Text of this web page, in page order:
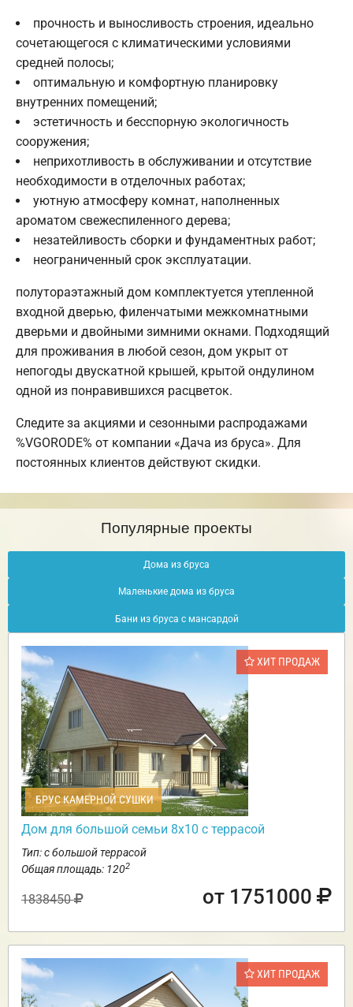
прочность и выносливость строения, идеально
сочетающегося с климатическими условиями
средней полосы;
оптимальную и комфортную планировку
внутренних помещений;
эстетичность и бесспорную экологичность
сооружения;
неприхотливость в обслуживании и отсутствие
необходимости в отделочных работах;
уютную атмосферу комнат, наполненных
ароматом свежеспиленного дерева;
незатейливость сборки и фундаментных работ;
неограниченный срок эксплуатации.
полутораэтажный дом комплектуется утепленной
входной дверью, филенчатыми межкомнатными
дверьми и двойными зимними окнами. Подходящий
для проживания в любой сезон, дом укрыт от
непогоды двускатной крышей, крытой ондулином
одной из понравившихся расцветок.
Следите за акциями и сезонными распродажами
%VGORODE% от компании «Дача из бруса». Для
постоянных клиентов действуют скидки.
Популярные проекты
Дома из бруса
Маленькие дома из бруса
Бани из бруса с мансардой
ХИТ ПРОДАЖ
БРУС КАМЕРНОЙ СУШКИ
Дом для большой семьи 8х10 с террасой
Тип: с большой террасой
Общая площадь: 1202
1838450 от 1751000
ХИТ ПРОДАЖ